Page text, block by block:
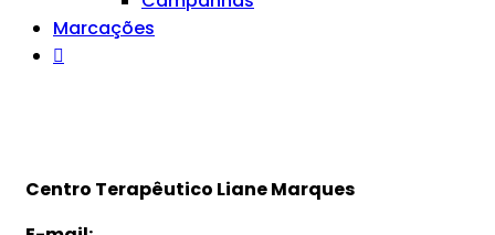
Marcações
Centro Terapêutico Liane Marques